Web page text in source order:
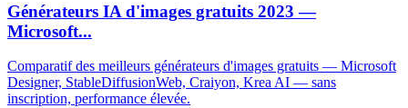
Générateurs IA d'images gratuits 2023 —
Microsoft...
Comparatif des meilleurs générateurs d'images gratuits — Microsoft
Designer, StableDiffusionWeb, Craiyon, Krea AI — sans
inscription, performance élevée.